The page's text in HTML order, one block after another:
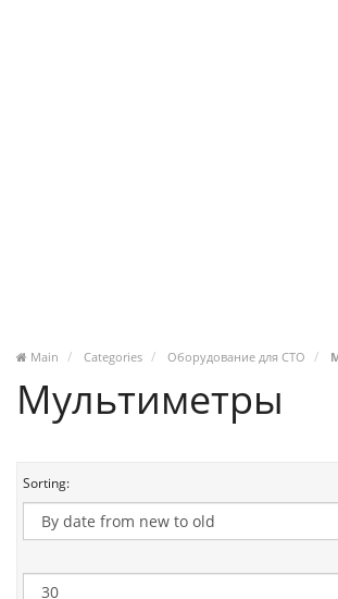
Main Categories Оборудование для СТО
Мультиметры
Sorting: